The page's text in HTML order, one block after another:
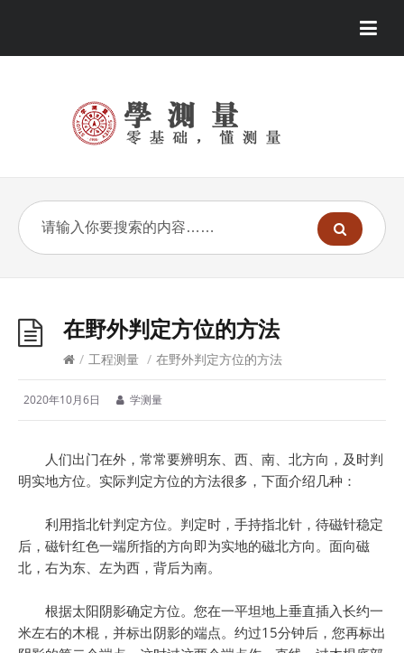
在野外判定方位的方法
/ 工程测量 / 在野外判定方位的方法
2020年10月6日 学测量
人们出门在外，常常要辨明东、西、南、北方向，及时判
明实地方位。实际判定方位的方法很多，下面介绍几种：
利用指北针判定方位。判定时，手持指北针，待磁针稳定
后，磁针红色一端所指的方向即为实地的磁北方向。面向磁
北，右为东、左为西，背后为南。
根据太阳阴影确定方位。您在一平坦地上垂直插入长约一
米左右的木棍，并标出阴影的端点。约过15分钟后，您再标出